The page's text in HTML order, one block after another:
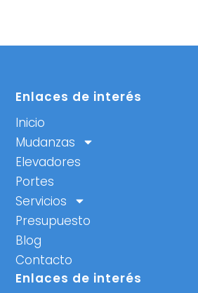
Enlaces de interés
Inicio
Mudanzas
Elevadores
Portes
Servicios
Presupuesto
Blog
Contacto
Enlaces de interés